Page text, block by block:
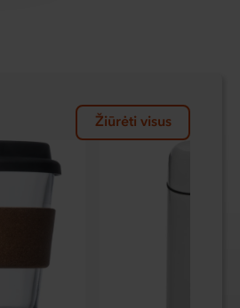
Žiūrėti visus